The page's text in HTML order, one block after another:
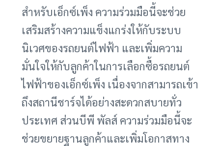
สำหรับเอ็กซ์เพ็ง ความร่วมมือนี้จะช่วย
เสริมสร้างความแข็งแกร่งให้กับระบบ
นิเวศของรถยนต์ไฟฟ้า และเพิ่มความ
มั่นใจให้กับลูกค้าในการเลือกซื้อรถยนต์
ไฟฟ้าของเอ็กซ์เพ็ง เนื่องจากสามารถเข้า
ถึงสถานีชาร์จได้อย่างสะดวกสบายทั่ว
ประเทศ ส่วนบีพี พัลส์ ความร่วมมือนี้จะ
ช่วยขยายฐานลูกค้าและเพิ่มโอกาสทาง